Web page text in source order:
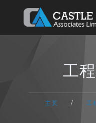
主頁
工
主頁 / 工